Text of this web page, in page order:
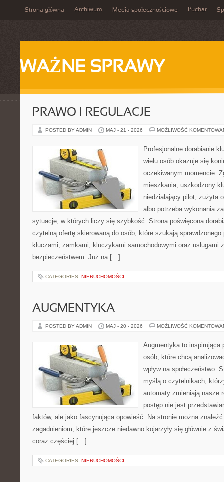
Strona główna Archiwum Media społecznościowe Puchar
WAŻNE SPRAWY
PRAWO I REGULACJE
POSTED BY ADMIN MAJ - 21 - 2026 MOŻLIWOŚĆ
Profesjonalne dorabianie
wielu osób okazuje się
oczekiwanym momencie.
mieszkania, uszkodzony
niedziałający pilot, zużyta
albo potrzeba wykonania
sytuacje, w których liczy się szybkość. Strona poświęcona
czytelną ofertę skierowaną do osób, które szukają
kluczami, zamkami, kluczykami samochodowymi oraz usługami
bezpieczeństwem. Już na […]
CATEGORIES: NIERUCHOMOŚCI
AUGMENTYKA
POSTED BY ADMIN MAJ - 20 - 2026 MOŻLIWOŚĆ
Augmentyka to inspirująca
osób, które chcą
wpływ na społeczeństwo.
myślą o czytelnikach,
automaty zmieniają nasze
postęp nie jest
faktów, ale jako fascynująca opowieść. Na stronie można
zagadnieniom, które jeszcze niedawno kojarzyły się głównie z
coraz częściej […]
CATEGORIES: NIERUCHOMOŚCI